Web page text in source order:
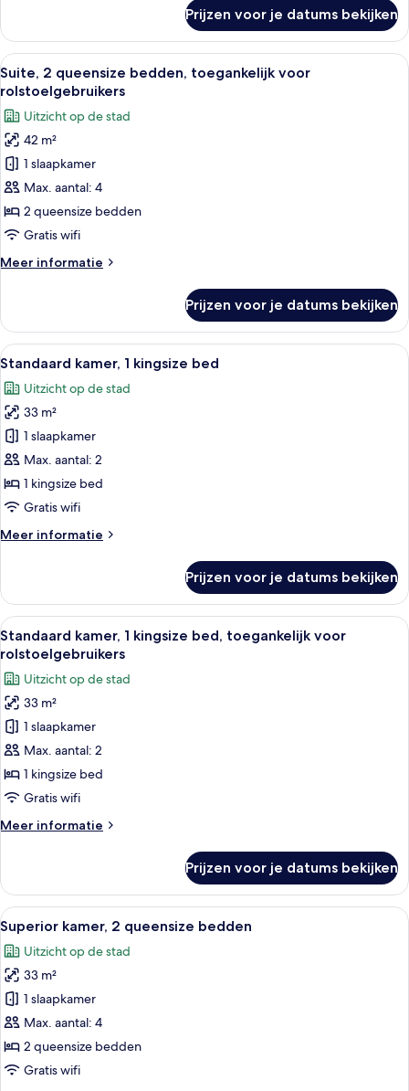
2
queensize
bedden
Prijzen voor je datums bekijken
Alle
foto's
voor
Suite,
2
queensize
bedden,
toegankelijk
voor
laden
Een moderne hotelkamer met een
6
Suite, 2 queensize bedden, toegankelijk voor
rolstoelgebruikers
Uitzicht op de stad
42 m²
1 slaapkamer
Max. aantal: 4
2 queensize bedden
Gratis wifi
Meer informatie
Meer
2
queensize
bedden,
voor
rolstoelgebruikers
Prijzen voor je datums bekijken
Alle
foto's
voor
Standaard
kamer,
1
kingsize
bed
Een moderne hotelkamer met een
7
Standaard kamer, 1 kingsize bed
Uitzicht op de stad
33 m²
1 slaapkamer
Max. aantal: 2
1 kingsize bed
Gratis wifi
Meer informatie
Meer
kamer,
kingsize
bed
Prijzen voor je datums bekijken
Alle
foto's
voor
Standaard
kamer,
kingsize
bed,
toegankelijk
rolstoelgebruikers
Een moderne hotelkamer met een
6
Standaard kamer, 1 kingsize bed, toegankelijk voor
rolstoelgebruikers
Uitzicht op de stad
33 m²
1 slaapkamer
Max. aantal: 2
1 kingsize bed
Gratis wifi
Meer informatie
Meer
kamer,
kingsize
bed,
toegankelijk
voor
rolstoelgebruikers
Prijzen voor je datums bekijken
Alle
foto's
voor
Superior
kamer,
2
queensize
bedden
Een hotelkamer met twee bedden,
6
Superior kamer, 2 queensize bedden
Uitzicht op de stad
33 m²
1 slaapkamer
Max. aantal: 4
2 queensize bedden
Gratis wifi